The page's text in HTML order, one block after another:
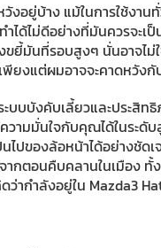
งอยู่บ้าง แม้ในการใช้งาน
ได้ไม่ดีอย่างที่มันควรจะเ
ยี้มันที่รอบสูงๆ นั่นอาจไม่
ยงแต่ผมอาจจะคาดหวัง
บบังคับเลี้ยวและประสิทธิ
มมั่นใจกับคุณได้ในระดับ
ไปของล้อหน้าได้อย่างชัด
ากตอนคืบคลานในเมือง
ากำลังอยู่ใน Mazda3